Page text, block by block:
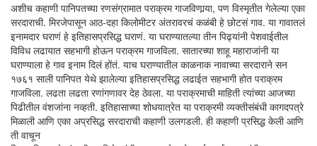
अशीच कहाणी पानिपतच्या रणसंग्रामात पराक्रम गाजविणार्‍या, पण विस्मृतीत गेलेल्या एका
सरदाराची. मिरजेपासून आठ-दहा किलोमीटर अंतरावरचं कळंबी हे छोटसं गाव. या गावातलं
इनामदार घराणं हे इतिहासप्रसिद्ध घराणं. या घराण्यातल्या तीन पिढ्यांनी पेशवाईतील
विविध लढायात सहभागी होऊन पराक्रम गाजविला. सातारच्या शाहू महाराजांनी या
घराण्याला हे गाव इनाम दिलं होंतं. याच घराण्यातील काळनाक नावाच्या सरदाराने सन
१७६१ साली पानिपत येथे झालेल्या इतिहासप्रसिद्ध लढाईत सहभागी होत पराक्रम
गाजविला. लढता लढता रणांगणावर देह ठेवला. या पराक्रमाची माहिती त्यांच्या आजच्या
पिढीतील वंशजांना नव्हती. इतिहासाच्या शोधयात्रेत या पराक्रमी व्यक्तीसंबंधी कागदपत्रे
मिळाली आणि एका अप्रसिद्ध सरदाराची कहाणी उलगडली. ही कहाणी प्रसिद्ध केली आणि
ती वाचून